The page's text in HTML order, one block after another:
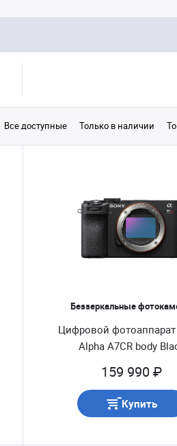
Все доступные Только в наличии
Беззеркальные
Цифровой фотоаппарат
Alpha A7CR body
159 990 ₽
Купить